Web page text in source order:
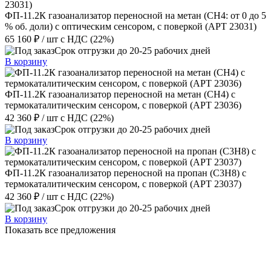
ФП-11.2К газоанализатор переносной на метан (CH4: от 0 до 5
% об. доли) с оптическим сенсором, с поверкой (АРТ 23031)
65 160 ₽ / шт с НДС (22%)
Срок отгрузки до 20-25 рабочих дней
В корзину
ФП-11.2К газоанализатор переносной на метан (CH4) с
термокаталитическим сенсором, с поверкой (АРТ 23036)
42 360 ₽ / шт с НДС (22%)
Срок отгрузки до 20-25 рабочих дней
В корзину
ФП-11.2К газоанализатор переносной на пропан (C3H8) с
термокаталитическим сенсором, с поверкой (АРТ 23037)
42 360 ₽ / шт с НДС (22%)
Срок отгрузки до 20-25 рабочих дней
В корзину
Показать все предложения